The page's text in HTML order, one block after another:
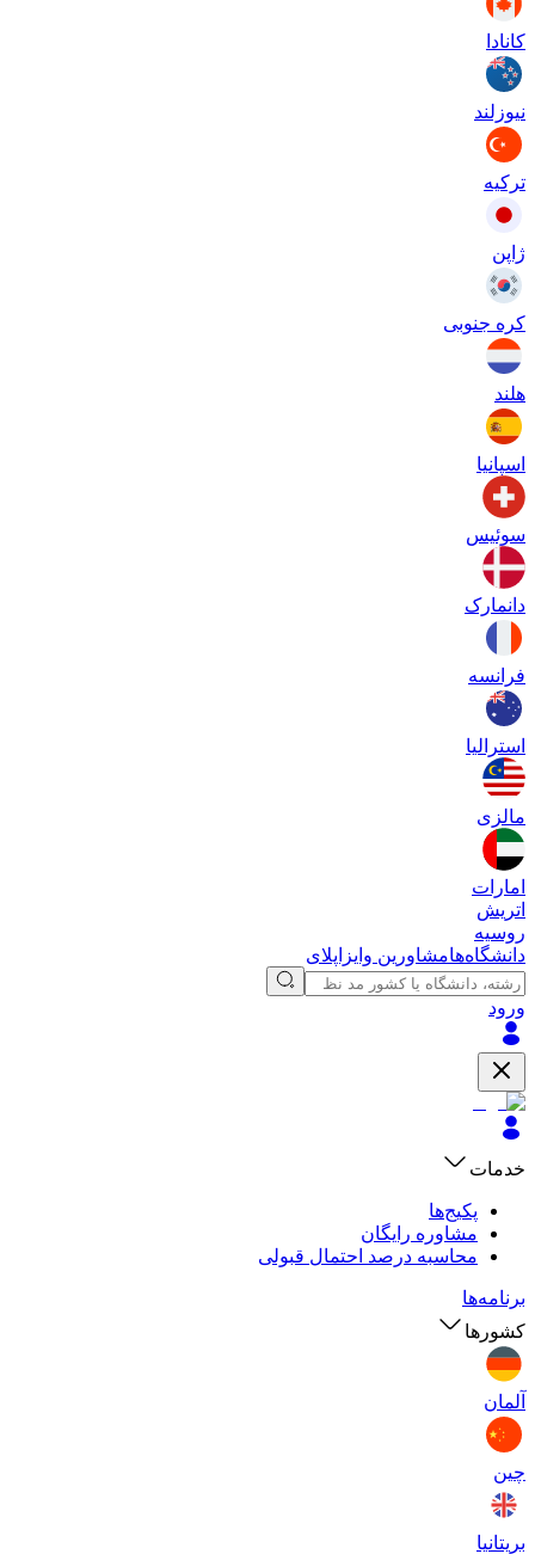
کانادا
نیوزلند
ترکیه
ژاپن
کره جنوبی
هلند
اسپانیا
سوئیس
دانمارک
فرانسه
استرالیا
مالزی
امارات
اتریش
روسیه
دانشگاه‌هامشاورین وایزاپلای
ورود
خدمات
پکیج‌ها
مشاوره رایگان
محاسبه درصد احتمال قبولی
برنامه‌ها
کشورها
آلمان
چین
بریتانیا